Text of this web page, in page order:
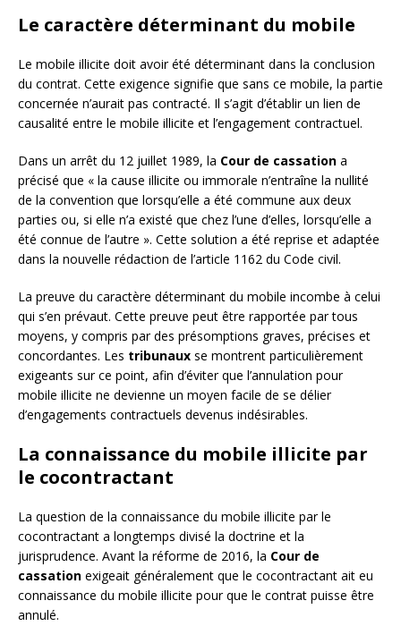
Le caractère déterminant du mobile
Le mobile illicite doit avoir été déterminant dans la conclusion
du contrat. Cette exigence signifie que sans ce mobile, la partie
concernée n’aurait pas contracté. Il s’agit d’établir un lien de
causalité entre le mobile illicite et l’engagement contractuel.
Dans un arrêt du 12 juillet 1989, la Cour de cassation a
précisé que « la cause illicite ou immorale n’entraîne la nullité
de la convention que lorsqu’elle a été commune aux deux
parties ou, si elle n’a existé que chez l’une d’elles, lorsqu’elle a
été connue de l’autre ». Cette solution a été reprise et adaptée
dans la nouvelle rédaction de l’article 1162 du Code civil.
La preuve du caractère déterminant du mobile incombe à celui
qui s’en prévaut. Cette preuve peut être rapportée par tous
moyens, y compris par des présomptions graves, précises et
concordantes. Les tribunaux se montrent particulièrement
exigeants sur ce point, afin d’éviter que l’annulation pour
mobile illicite ne devienne un moyen facile de se délier
d’engagements contractuels devenus indésirables.
La connaissance du mobile illicite par
le cocontractant
La question de la connaissance du mobile illicite par le
cocontractant a longtemps divisé la doctrine et la
jurisprudence. Avant la réforme de 2016, la Cour de
cassation exigeait généralement que le cocontractant ait eu
connaissance du mobile illicite pour que le contrat puisse être
annulé.